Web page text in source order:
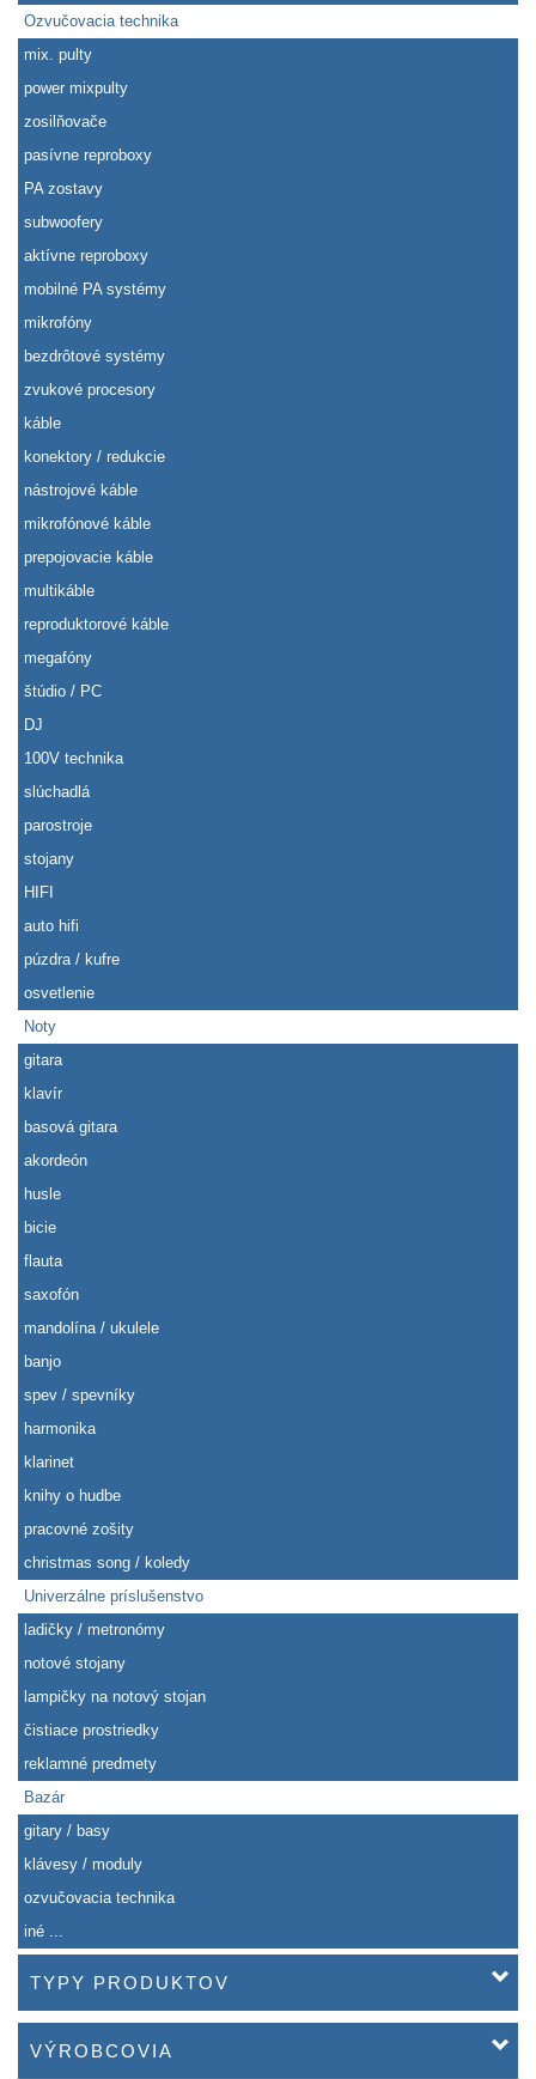
Ozvučovacia technika
mix. pulty
power mixpulty
zosilňovače
pasívne reproboxy
PA zostavy
subwoofery
aktívne reproboxy
mobilné PA systémy
mikrofóny
bezdrôtové systémy
zvukové procesory
káble
konektory / redukcie
nástrojové káble
mikrofónové káble
prepojovacie káble
multikáble
reproduktorové káble
megafóny
štúdio / PC
DJ
100V technika
slúchadlá
parostroje
stojany
HIFI
auto hifi
púzdra / kufre
osvetlenie
Noty
gitara
klavír
basová gitara
akordeón
husle
bicie
flauta
saxofón
mandolína / ukulele
banjo
spev / spevníky
harmonika
klarinet
knihy o hudbe
pracovné zošity
christmas song / koledy
Univerzálne príslušenstvo
ladičky / metronómy
notové stojany
lampičky na notový stojan
čistiace prostriedky
reklamné predmety
Bazár
gitary / basy
klávesy / moduly
ozvučovacia technika
iné ...
TYPY PRODUKTOV
VÝROBCOVIA